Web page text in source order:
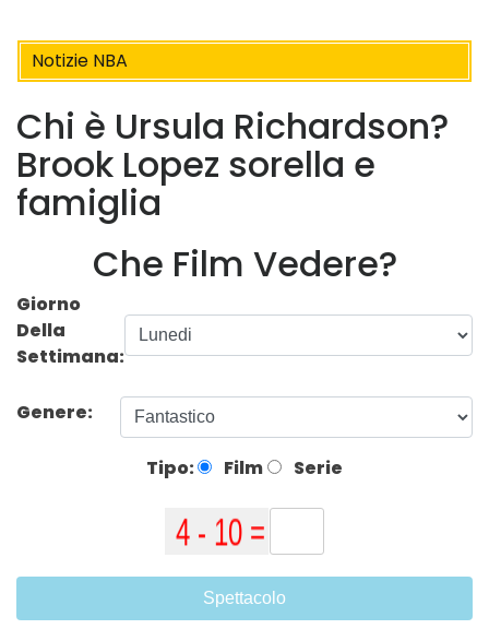
Notizie NBA
Chi è Ursula Richardson?
Brook Lopez sorella e
famiglia
Che Film Vedere?
Giorno
Della
Settimana:
Genere:
Tipo: Film Serie
Spettacolo